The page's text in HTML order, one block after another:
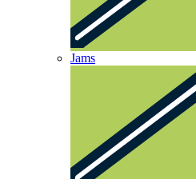
Jams